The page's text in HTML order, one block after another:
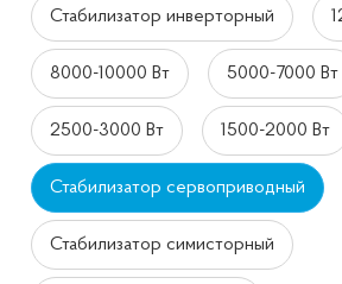
Стабилизатор инверторный
8000-10000 Вт 5000-7000 Вт
2500-3000 Вт 1500-2000 Вт
Стабилизатор сервоприводный
Стабилизатор симисторный